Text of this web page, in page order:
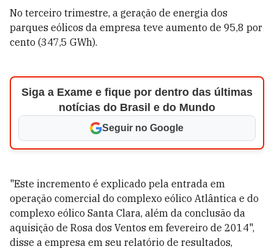
No terceiro trimestre, a geração de energia dos
parques eólicos da empresa teve aumento de 95,8 por
cento (347,5 GWh).
Siga a Exame e fique por dentro das últimas
notícias do Brasil e do Mundo
Seguir no Google
"Este incremento é explicado pela entrada em
operação comercial do complexo eólico Atlântica e do
complexo eólico Santa Clara, além da conclusão da
aquisição de Rosa dos Ventos em fevereiro de 2014",
disse a empresa em seu relatório de resultados,